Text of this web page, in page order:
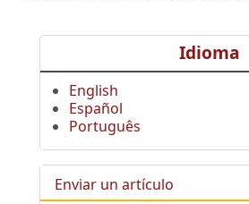
Idioma
English
Español
Português
Enviar un artículo